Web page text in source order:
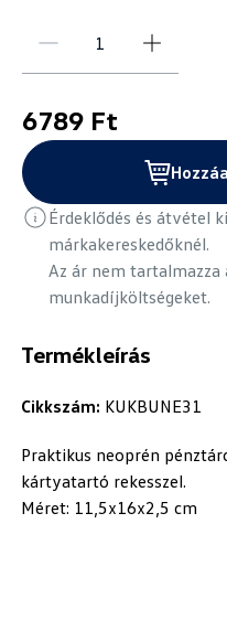
Termékleírás
Cikkszám: KUKBUNE31
Praktikus neoprén
kártyatartó rekesszel.
Méret: 11,5x16x2,5 cm
6789 Ft
Érdeklődés és átvétel
márkakereskedőknél.
Az ár nem tartalmazza
munkadíjköltségeket.